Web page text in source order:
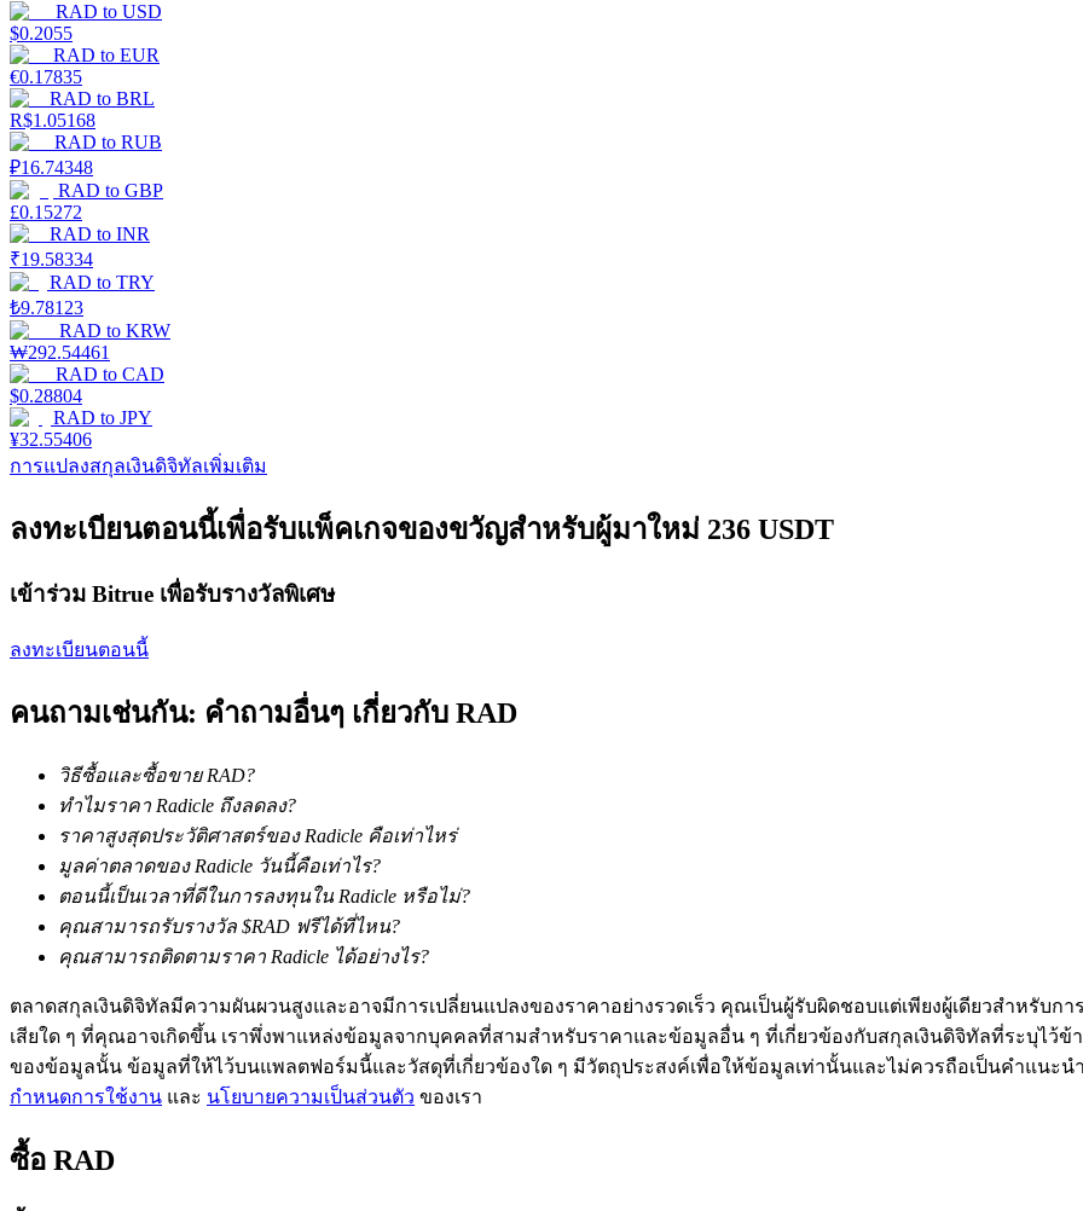
พาวเวอร์พิกกี้
รับรางวัลการแข่งขันทุกวัน
การปักหลัก
ผลตอบแทนสูงและเข้าถึงได้ทันที
Launchpool
การล็อค BTR
การลงทุนพิเศษสำหรับผู้ถือ BTR
RAD to USD
$0.2055
RAD to EUR
€0.17835
RAD to BRL
R$1.05168
RAD to RUB
₽16.74348
RAD to GBP
£0.15272
RAD to INR
₹19.58334
RAD to TRY
₺9.78123
RAD to KRW
₩292.54461
RAD to CAD
$0.28804
RAD to JPY
¥32.55406
การแปลงสกุลเงินดิจิทัลเพิ่มเติม
ลงทะเบียนตอนนี้เพื่อรับแพ็คเกจของขวัญสำหรับผู้มาใหม่ 236 USDT
เข้าร่วม Bitrue เพื่อรับรางวัลพิเศษ
ลงทะเบียนตอนนี้
คนถามเช่นกัน: คำถามอื่นๆ เกี่ยวกับ RAD
วิธีซื้อและซื้อขาย RAD?
ทำไมราคา Radicle ถึงลดลง?
ราคาสูงสุดประวัติศาสตร์ของ Radicle คือเท่าไหร่
มูลค่าตลาดของ Radicle วันนี้คือเท่าไร?
ตอนนี้เป็นเวลาที่ดีในการลงทุนใน Radicle หรือไม่?
คุณสามารถรับรางวัล $RAD ฟรีได้ที่ไหน?
คุณสามารถติดตามราคา Radicle ได้อย่างไร?
ตลาดสกุลเงินดิจิทัลมีความผันผวนสูงและอาจมีการเปลี่ยนแปลงของราคาอย่างรวดเร็ว คุณเป็นผู้รับผิดชอบแต่เพียงผู้เดียวสำหรับ
เสียใด ๆ ที่คุณอาจเกิดขึ้น เราพึ่งพาแหล่งข้อมูลจากบุคคลที่สามสำหรับราคาและข้อมูลอื่น ๆ ที่เกี่ยวข้องกับสกุลเงินดิจิทัลที่ระบุไว้
ของข้อมูลนั้น ข้อมูลที่ให้ไว้บนแพลตฟอร์มนี้และวัสดุที่เกี่ยวข้องใด ๆ มีวัตถุประสงค์เพื่อให้ข้อมูลเท่านั้นและไม่ควรถือเป็นคำแนะน
กำหนดการใช้งาน และ นโยบายความเป็นส่วนตัว ของเรา
ซื้อ RAD